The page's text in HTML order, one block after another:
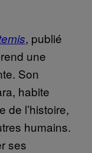
, publié
une
Son
habite
de l’histoire,
humains.
ses